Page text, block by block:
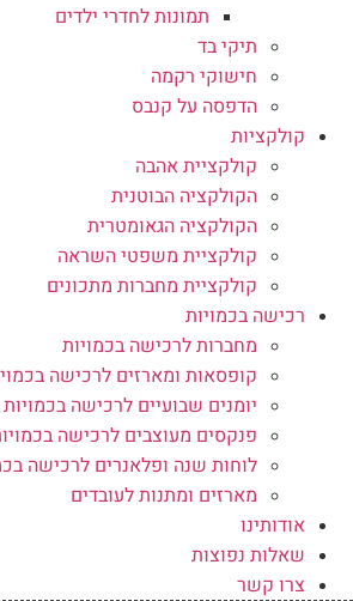
תמונות לחדרי ילדים
תיקי בד
חישוקי רקמה
הדפסה על קנבס
קולקציות
קולקציית אהבה
הקולקציה הבוטנית
הקולקציה הגאומטרית
קולקציית משפטי השראה
קולקציית מחברות מתכונים
רכישה בכמויות
מחברות לרכישה בכמויות
קופסאות ומארזים לרכישה
יומנים שבועיים לרכישה בכמויות
פנקסים מעוצבים לרכישה
לוחות שנה ופלאנרים לרכישה
מארזים ומתנות לעובדים
אודותינו
שאלות נפוצות
צרו קשר